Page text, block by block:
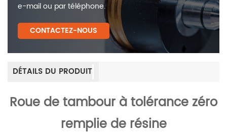
e-mail ou par téléphone.
CONTACTEZ-NOUS
DÉTAILS DU PRODUIT
Roue de tambour à tolérance zéro
remplie de résine